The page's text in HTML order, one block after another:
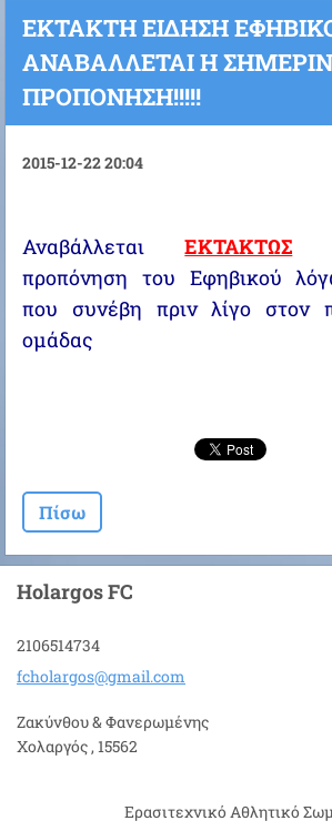
ΕΚΤΑΚΤΗ ΕΙΔΗΣΗ
ΑΝΑΒΆΛΛΕΤΑΙ Η
ΠΡΟΠΌΝΗΣΗ!!!!!
2015-12-22 20:04
Αναβάλλεται ΕΚΤΑΚΤΩΣ
προπόνηση του Εφηβικού
που συνέβη πριν λίγο στον
ομάδας
Πίσω
Holargos FC
2106514734
fcholargos@gmail.com
Ζακύνθου & Φανερωμένης
Χολαργός , 15562
Ερασιτεχνικό Αθλητικό